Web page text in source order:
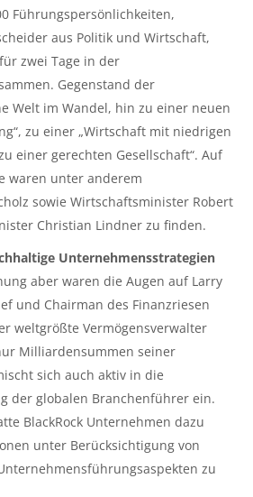
Führungspersönlichkeiten,
aus Politik und Wirtschaft,
zwei Tage in der
Gegenstand der
Welt im Wandel, hin zu einer neuen
zu einer „Wirtschaft mit niedrigen
einer gerechten Gesellschaft“. Auf
waren unter anderem
sowie Wirtschaftsminister Robert
Christian Lindner zu finden.
Unternehmensstrategien
aber waren die Augen auf Larry
und Chairman des Finanzriesen
weltgrößte Vermögensverwalter
Milliardensummen seiner
sich auch aktiv in die
der globalen Branchenführer ein.
BlackRock Unternehmen dazu
unter Berücksichtigung von
zu